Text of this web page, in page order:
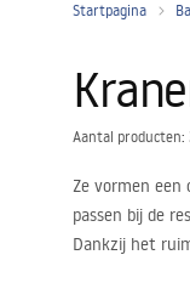
Startpagina
Aantal producten:
Ze vormen
passen bij de
Dankzij het